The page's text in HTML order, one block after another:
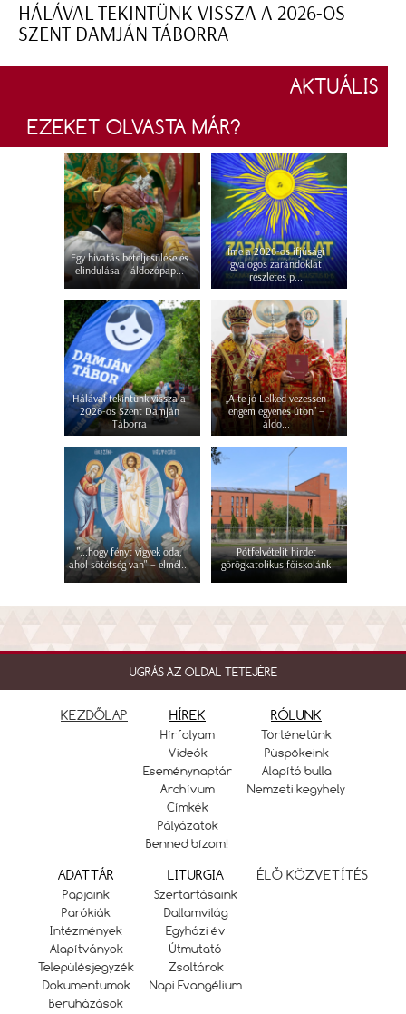
HÁLÁVAL TEKINTÜNK VISSZA A 2026-OS
SZENT DAMJÁN TÁBORRA
AKTUÁLIS
EZEKET OLVASTA MÁR?
Egy hivatás beteljesülése és
elindulása – áldozópap...
Íme a 2026-os ifjúsági
gyalogos zarándoklat
részletes p...
Hálával tekintünk vissza a
2026-os Szent Damján
Táborra
„A te jó Lelked vezessen
engem egyenes úton” –
áldo...
"...hogy fényt vigyek oda,
ahol sötétség van" – elmél...
Pótfelvételit hirdet
görögkatolikus főiskolánk
UGRÁS AZ OLDAL TETEJÉRE
KEZDŐLAP HÍREK
Hírfolyam
Videók
Eseménynaptár
Archívum
Címkék
Pályázatok
Benned bízom!
RÓLUNK
Történetünk
Püspökeink
Alapító bulla
Nemzeti kegyhely
ADATTÁR
Papjaink
Parókiák
Intézmények
Alapítványok
Településjegyzék
Dokumentumok
Beruházások
LITURGIA
Szertartásaink
Dallamvilág
Egyházi év
Útmutató
Zsoltárok
Napi Evangélium
ÉLŐ KÖZVETÍTÉS